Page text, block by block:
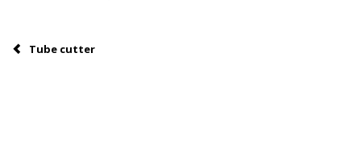
Tube cutter